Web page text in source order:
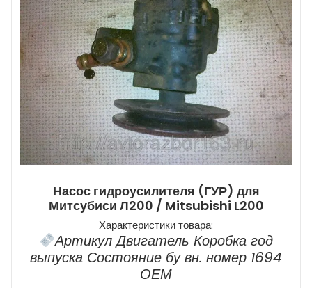
Насос гидроусилителя (ГУР) для
Митсубиси Л200 / Mitsubishi L200
Характеристики товара:
Артикул Двигатель Коробка год
выпуска Состояние бу вн. номер 1694
ОЕМ